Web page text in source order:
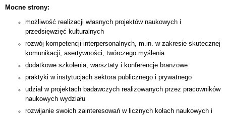
Mocne strony:
możliwość realizacji własnych projektów naukowych i
przedsięwzięć kulturalnych
rozwój kompetencji interpersonalnych, m.in. w zakresie skutecznej
komunikacji, asertywności, twórczego myślenia
dodatkowe szkolenia, warsztaty i konferencje branżowe
praktyki w instytucjach sektora publicznego i prywatnego
udział w projektach badawczych realizowanych przez pracowników
naukowych wydziału
rozwijanie swoich zainteresowań w licznych kołach naukowych i